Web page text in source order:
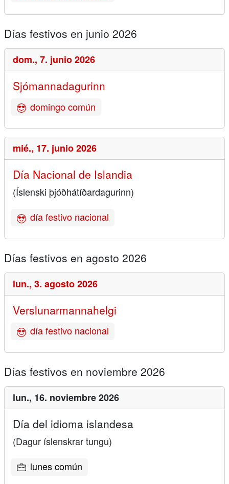
Días festivos en junio 2026
dom., 7. junio 2026
Sjómannadagurinn
domingo común
mié., 17. junio 2026
Día Nacional de Islandia
(Íslenski þjóðhátíðardagurinn)
día festivo nacional
Días festivos en agosto 2026
lun., 3. agosto 2026
Verslunarmannahelgi
día festivo nacional
Días festivos en noviembre 2026
lun., 16. noviembre 2026
Día del idioma islandesa
(Dagur íslenskrar tungu)
lunes común